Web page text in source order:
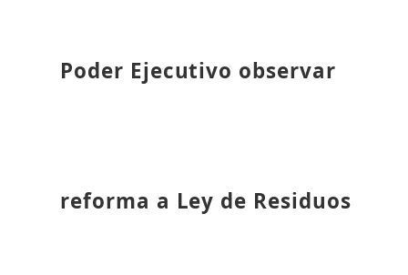
Poder Ejecutivo observar
reforma a Ley de Residuos